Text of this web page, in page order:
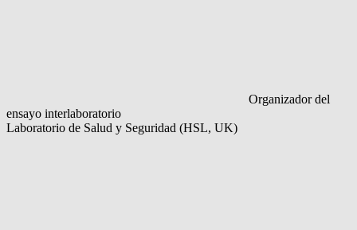
Organizador del
ensayo interlaboratorio
Laboratorio de Salud y Seguridad (HSL, UK)